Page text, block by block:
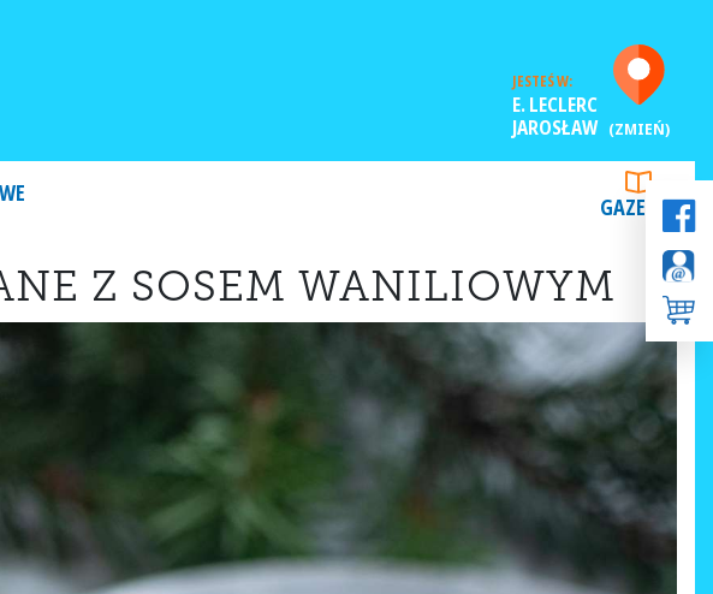
JESTEŚ W:
E. LECLERC
JAROSŁAW (ZMIEŃ)
GAZETKI
Z SOSEM WANILIOWYM